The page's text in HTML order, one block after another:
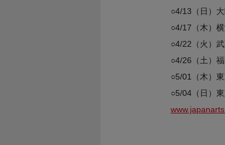
○4/13（日）
○4/17（木）
○4/22（火）
○4/26（土）
○5/01（木）
○5/04（日）